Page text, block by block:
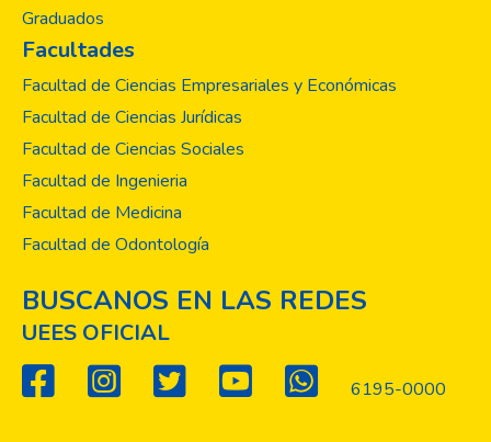
Graduados
Facultades
Facultad de Ciencias Empresariales y Económicas
Facultad de Ciencias Jurídicas
Facultad de Ciencias Sociales
Facultad de Ingenieria
Facultad de Medicina
Facultad de Odontología
BUSCANOS EN LAS REDES
UEES OFICIAL
6195-0000